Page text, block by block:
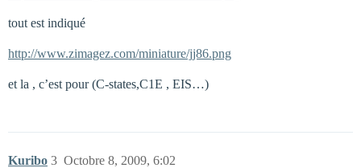
tout est indiqué
http://www.zimagez.com/miniature/jj86.png
et la , c’est pour (C-states,C1E , EIS…)
Kuribo Octobre 8, 2009, 6:02
3